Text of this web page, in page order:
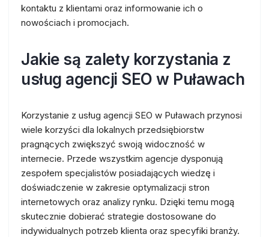
kontaktu z klientami oraz informowanie ich o
nowościach i promocjach.
Jakie są zalety korzystania z
usług agencji SEO w Puławach
Korzystanie z usług agencji SEO w Puławach przynosi
wiele korzyści dla lokalnych przedsiębiorstw
pragnących zwiększyć swoją widoczność w
internecie. Przede wszystkim agencje dysponują
zespołem specjalistów posiadających wiedzę i
doświadczenie w zakresie optymalizacji stron
internetowych oraz analizy rynku. Dzięki temu mogą
skutecznie dobierać strategie dostosowane do
indywidualnych potrzeb klienta oraz specyfiki branży.